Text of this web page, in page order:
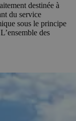
destinée à
du service
sous le principe
des